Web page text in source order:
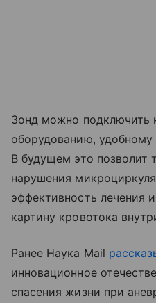
Зонд можно подключить
оборудованию,
В будущем это позволит
нарушения
эффективность лечения
картину кровотока
Ранее Наука Mail
инновационное
спасения жизни при